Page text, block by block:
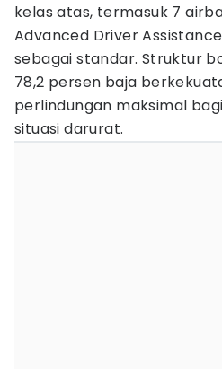
kelas atas, termasuk 7
Advanced Driver
sebagai standar. Struktur
78,2 persen baja
perlindungan maksimal
situasi darurat.